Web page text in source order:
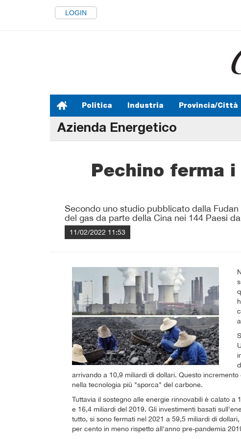
LOGIN
Politica Industria Provincia/Città
Azienda Energetico
Pechino ferma
Secondo uno studio pubblicato dalla
del gas da parte della Cina nei 144 Paesi
11/02/2022 11:53
arrivando a 10,9 miliardi di dollari. Questo
nella tecnologia più "sporca" del carbone.
Tuttavia il sostegno alle energie rinnovabili è calato
e 16,4 miliardi del 2019. Gli investimenti basati
tutto, si sono fermati nel 2021 a 59,5 miliardi di
per cento in meno rispetto all'anno pre-pandemia